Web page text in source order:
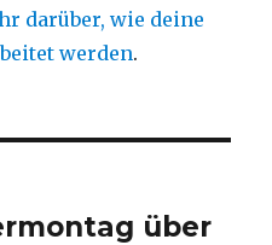
darüber, wie deine
werden.
über